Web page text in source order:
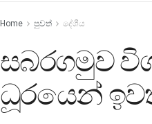
Home පුවත් දේශීය
සබරගමුව
ධූරයෙන්